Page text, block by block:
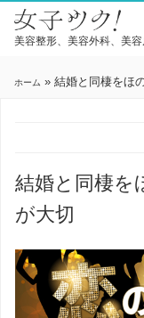
美容整形、美容外科、美
ホーム » 結婚と同棲をほ
結婚と同棲を
が大切